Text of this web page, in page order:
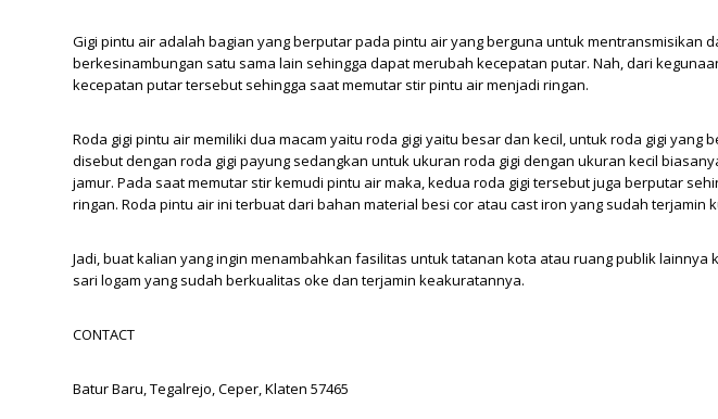
Gigi pintu air adalah bagian yang berputar pada pintu air yang berguna untuk mentransmisikan
berkesinambungan satu sama lain sehingga dapat merubah kecepatan putar. Nah, dari
kecepatan putar tersebut sehingga saat memutar stir pintu air menjadi ringan.
Roda gigi pintu air memiliki dua macam yaitu roda gigi yaitu besar dan kecil, untuk roda gigi yang
disebut dengan roda gigi payung sedangkan untuk ukuran roda gigi dengan ukuran kecil
jamur. Pada saat memutar stir kemudi pintu air maka, kedua roda gigi tersebut juga berputar
ringan. Roda pintu air ini terbuat dari bahan material besi cor atau cast iron yang sudah terjamin
Jadi, buat kalian yang ingin menambahkan fasilitas untuk tatanan kota atau ruang publik lainnya
sari logam yang sudah berkualitas oke dan terjamin keakuratannya.
CONTACT
Batur Baru, Tegalrejo, Ceper, Klaten 57465